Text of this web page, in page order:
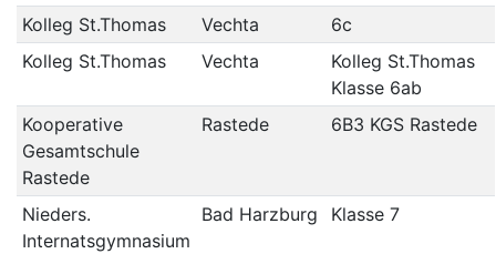
Kolleg St.Thomas
Vechta
6c
Kolleg St.Thomas
Vechta
Kolleg St.Thomas
Klasse 6ab
Kooperative
Gesamtschule
Rastede
Rastede 6B3 KGS Rastede
Nieders.
Internatsgymnasium
Bad Harzburg Klasse 7